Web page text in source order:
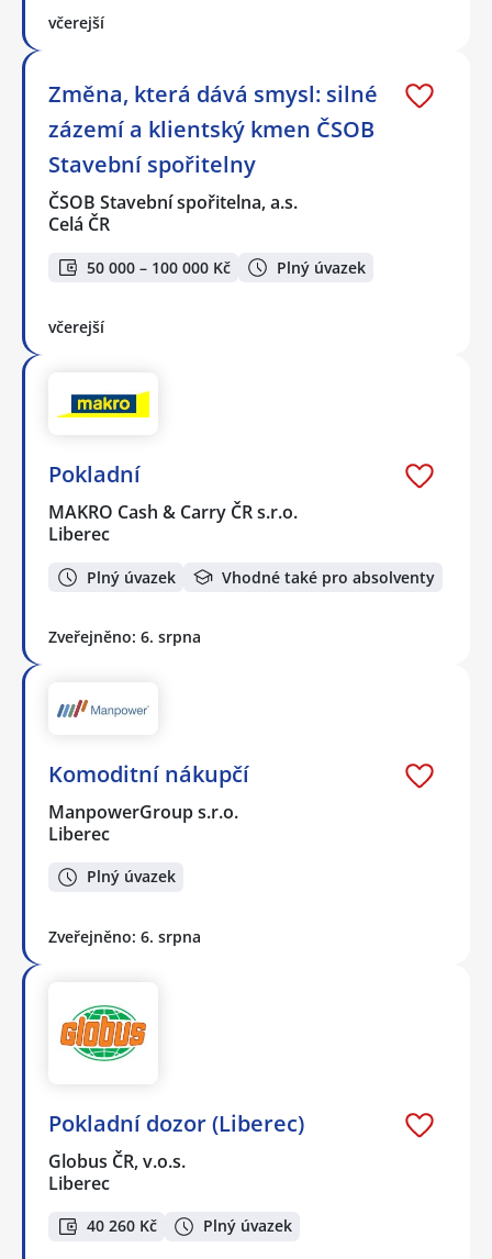
včerejší
Změna, která dává smysl: silné
zázemí a klientský kmen ČSOB
Stavební spořitelny
ČSOB Stavební spořitelna, a.s.
Celá ČR
50 000 – 100 000 Kč Plný úvazek
včerejší
Pokladní
MAKRO Cash & Carry ČR s.r.o.
Liberec
Plný úvazek Vhodné také pro absolventy
Zveřejněno: 6. srpna
Komoditní nákupčí
ManpowerGroup s.r.o.
Liberec
Plný úvazek
Zveřejněno: 6. srpna
Pokladní dozor (Liberec)
Globus ČR, v.o.s.
Liberec
40 260 Kč Plný úvazek